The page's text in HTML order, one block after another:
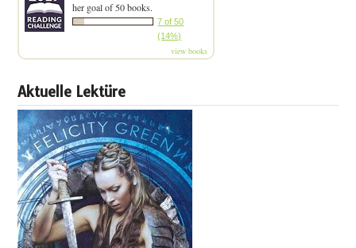
her goal of 50 books.
7 of 50
(14%)
view books
Aktuelle Lektüre